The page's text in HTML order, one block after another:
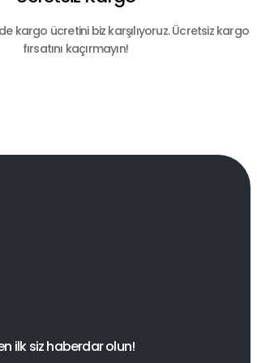
kargo ücretini biz karşılıyoruz. Ücretsiz kargo
fırsatını kaçırmayın!
ilk siz haberdar olun!